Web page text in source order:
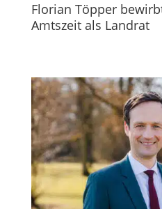
Florian Töpper
Amtszeit als Landrat